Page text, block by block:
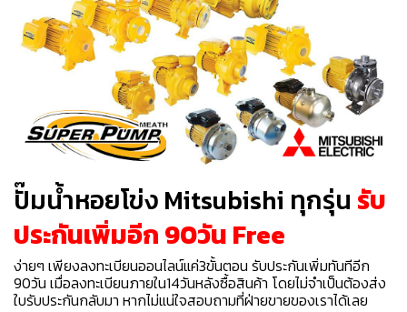
ปั๊มน้ำหอยโข่ง Mitsubishi ทุกรุ่น รับ
ประกันเพิ่มอีก 90วัน Free
ง่ายๆ เพียงลงทะเบียนออนไลน์แค่3ขั้นตอน รับประกันเพิ่มทันทีอีก
90วัน เมื่อลงทะเบียนภายใน14วันหลังซื้อสินค้า โดยไม่จำเป็นต้องส่ง
ใบรับประกันกลับมา หากไม่แน่ใจสอบถามที่ฝ่ายขายของเราได้เลย